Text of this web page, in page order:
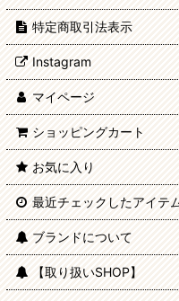
レギンス
特定商取引法表示
Instagram
マイページ
ショッピングカート
お気に入り
最近チェックしたアイテ
ブランドについて
【取り扱いSHOP】